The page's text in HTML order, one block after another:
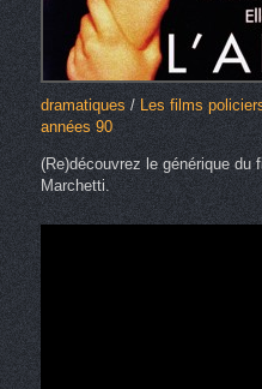
dramatiques/Les films
années 90
(Re)découvrez le générique du
Marchetti.